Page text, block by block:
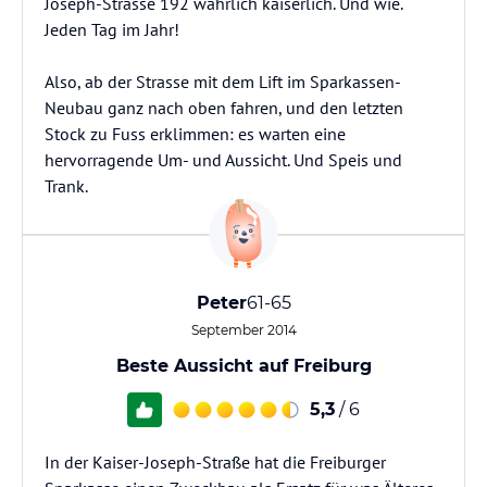
Jeden Tag im Jahr!
Also, ab der Strasse mit dem Lift im Sparkassen-
Neubau ganz nach oben fahren, und den letzten
Stock zu Fuss erklimmen: es warten eine
hervorragende Um- und Aussicht. Und Speis und
Trank.
Peter61-65
September 2014
Beste Aussicht auf Freiburg
5,3 / 6
In der Kaiser-Joseph-Straße hat die Freiburger